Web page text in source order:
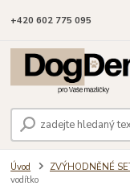
+420 602 775 095
Úvod ZVÝHODNĚNÉ
vodítko